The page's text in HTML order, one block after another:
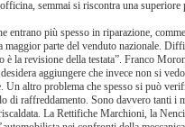
semmai si riscontra una
entrano più spesso in riparazione,
maggior parte del venduto nazionale.
la revisione della testata”. Franco
aggiungere che invece non si
Un altro problema che spesso si può
di raffreddamento. Sono davvero tanti i
La Rettifiche Marchioni, la